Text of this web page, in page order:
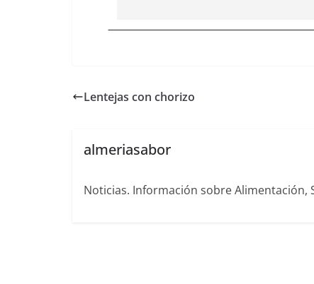
Lentejas con chorizo
almeriasabor
Noticias. Información sobre Alimentación,